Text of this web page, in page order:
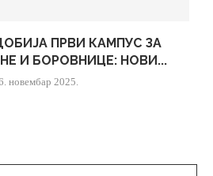
ПРВИ КАМПУС ЗА
И БОРОВНИЦЕ: НОВИ...
новембар 2025.